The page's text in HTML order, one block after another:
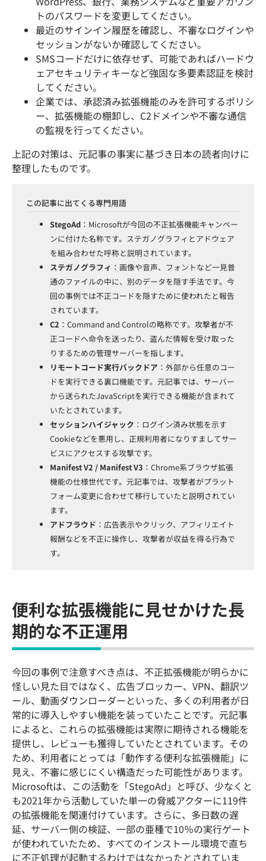
トのパスワードを変更してください。
最近のサインイン履歴を確認し、不審なログインや
セッションがないか確認してください。
SMSコードだけに依存せず、可能であればハードウ
ェアセキュリティキーなど強固な多要素認証を検討
してください。
企業では、承認済み拡張機能のみを許可するポリシ
ー、拡張機能の棚卸し、C2ドメインや不審な通信
の監視を行ってください。
上記の対策は、元記事の事実に基づき日本の読者向けに
整理したものです。
この記事に出てくる専門用語
StegoAd ：Microsoftが今回の不正拡張機能キャンペー
ンに付けた名称です。ステガノグラフィとアドウェア
を組み合わせた呼称と説明されています。
ステガノグラフィ ：画像や音声、フォントなど一見普
通のファイルの中に、別のデータを隠す手法です。今
回の事例では不正コードを隠すために使われたと報告
されています。
C2 ：Command and Controlの略称です。攻撃者が不
正コードへ命令を送ったり、盗んだ情報を受け取った
りするための管理サーバーを指します。
リモートコード実行バックドア ：外部から任意のコー
ドを実行できる裏口機能です。元記事では、サーバー
から送られたJavaScriptを実行できる機能が含まれて
いたとされています。
セッションハイジャック ：ログイン済み状態を示す
Cookieなどを悪用し、正規利用者になりすましてサー
ビスにアクセスする攻撃です。
Manifest V2 / Manifest V3 ：Chrome系ブラウザ拡張
機能の仕様世代です。元記事では、攻撃者がプラット
フォーム変更に合わせて移行していたと説明されてい
ます。
アドフラウド ：広告表示やクリック、アフィリエイト
報酬などを不正に操作し、攻撃者が収益を得る行為で
す。
便利な拡張機能に見せかけた長
期的な不正運用
今回の事例で注意すべき点は、不正拡張機能が明らかに
怪しい見た目ではなく、広告ブロッカー、VPN、翻訳ツ
ール、動画ダウンローダーといった、多くの利用者が日
常的に導入しやすい機能を装っていたことです。元記事
によると、これらの拡張機能は実際に期待される機能を
提供し、レビューも獲得していたとされています。その
ため、利用者にとっては「動作する便利な拡張機能」に
見え、不審に感じにくい構造だった可能性があります。
Microsoftは、この活動を「StegoAd」と呼び、少なくと
も2021年から活動していた単一の脅威アクターに119件
の拡張機能を関連付けています。さらに、多日数の遅
延、サーバー側の検証、一部の亜種で10％の実行ゲート
が使われていたため、すべてのインストール環境で直ち
に不正処理が起動するわけではなかったとされていま